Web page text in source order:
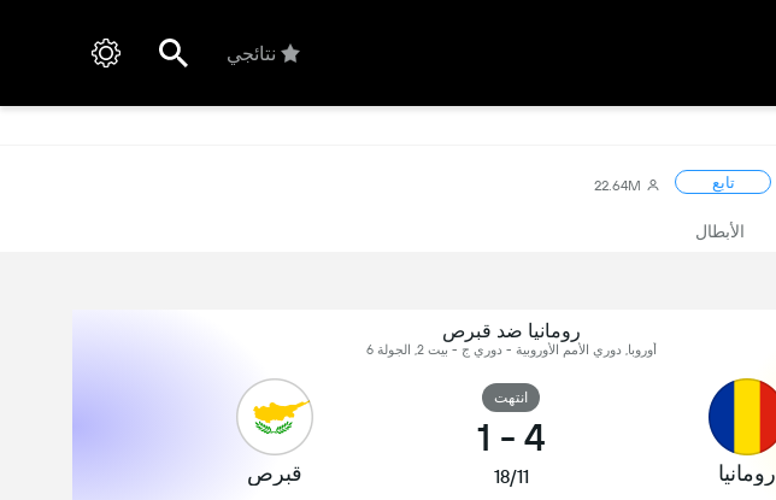
نتائجي
تابع 22.64M
الأبطال
رومانيا ضد قبرص
أوروبا, دوري الأمم الأوروبية - دوري ج - بيت 2, الجولة 6
رومانيا
انتهت
4
-
1
18/11 قبرص